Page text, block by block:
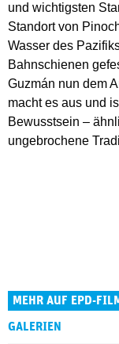
und wichtigsten
Standort von
Wasser des
Bahnschienen
Guzmán nun dem
macht es aus und
Bewusstsein –
ungebrochene
MEHR AUF EPD-
GALERIEN